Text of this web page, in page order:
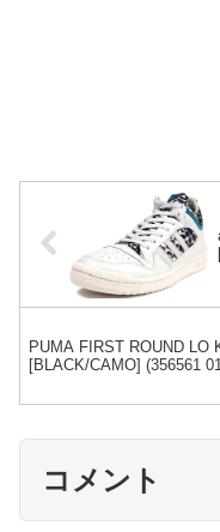
PUMA FIRST ROUND LO
[BLACK/CAMO] (356561
コメント